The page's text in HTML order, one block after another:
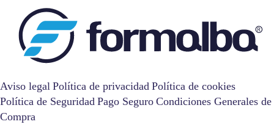
Aviso legal Política de privacidad Política de cookies
Política de Seguridad Pago Seguro Condiciones Generales de
Compra